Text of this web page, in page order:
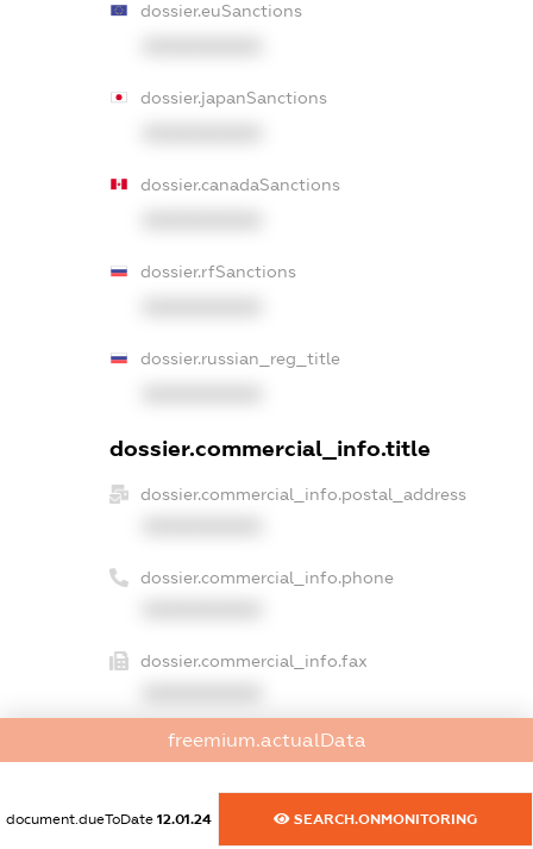
dossier.euSanctions
dossier.japanSanctions
dossier.canadaSanctions
dossier.rfSanctions
dossier.russian_reg_title
dossier.commercial_info.title
dossier.commercial_info.postal_address
dossier.commercial_info.phone
dossier.commercial_info.fax
dossier.commercial_info.email
dossier.commercial_info.website
freemium.actualData
document.dueToDate 12.01.24 SEARCH.ONMONITORING